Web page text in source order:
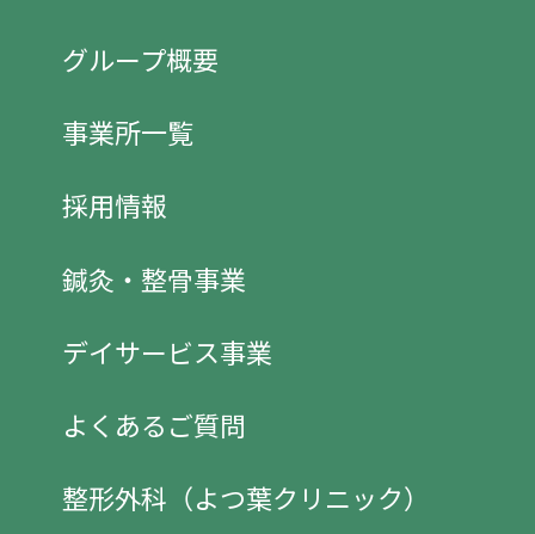
グループ概要
事業所一覧
採用情報
鍼灸・整骨事業
デイサービス事業
よくあるご質問
整形外科（よつ葉クリニック）